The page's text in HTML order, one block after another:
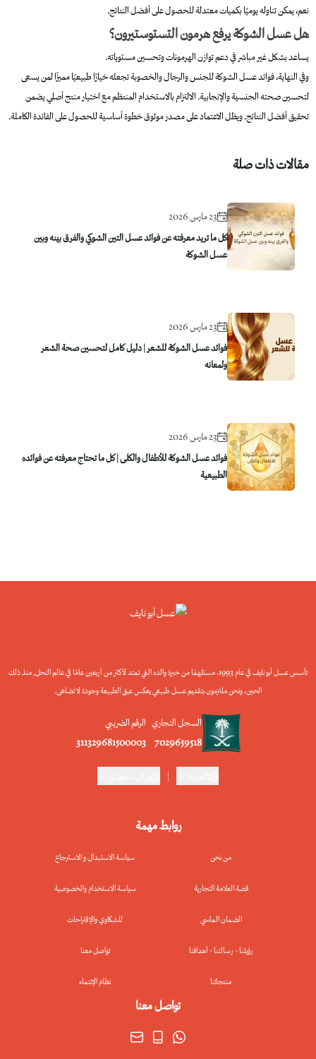
نعم، يمكن تناوله يوميًا بكميات معتدلة للحصول على أفضل النتائج.
هل عسل الشوكة يرفع هرمون التستوستيرون؟
يساعد بشكل غير مباشر في دعم توازن الهرمونات وتحسين مستوياته.
وفي النهاية، فوائد عسل الشوكة للجنس والرجال والخصوبة تجعله خيارًا طبيعيًا مميزًا لمن يسعى
لتحسين صحته الجنسية والإنجابية. الالتزام بالاستخدام المنتظم مع اختيار منتج أصلي يضمن
تحقيق أفضل النتائج. ويظل الاعتماد على مصدر موثوق خطوة أساسية للحصول على الفائدة الكاملة.
مقالات ذات صلة
23 مارس 2026
كل ما تريد معرفته عن فوائد عسل التين الشوكي والفرق بينه وبين
عسل الشوكة
23 مارس 2026
فوائد عسل الشوكة للشعر | دليل كامل لتحسين صحة الشعر
ولمعانه
23 مارس 2026
فوائد عسل الشوكة للأطفال والكلى | كل ما تحتاج معرفته عن فوائده
الطبيعية
روابط مهمة
من نحن
قصة العلامة التجارية
الضمان الماسي
رؤيتنا - رسالتنا - أهدافنا
منتجاتنا
سياسة الاستبدال و الاسترجاع
سياسة الاستخدام والخصوصية
للشكاوي والإقتراحات
تواصل معنا
نظام الإنتماء
تأسس عسل أبو نايف في عام 1993، مستلهمًا من خبرة والده التي تمتد لأكثر من أربعين عامًا في عالم النحل, منذ ذلك
الحين، ونحن ملتزمون بتقديم عسل طبيعي يعكس عبق الطبيعة وجودة لا تضاهى.
السجل التجاري
7029659518
الرقم الضريبي
311329681500003
|